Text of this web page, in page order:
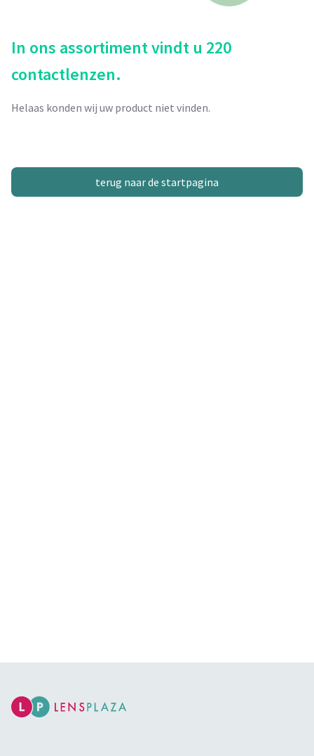
In ons assortiment vindt u 220
contactlenzen.
Helaas konden wij uw product niet vinden.
terug naar de startpagina